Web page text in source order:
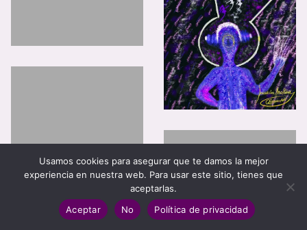
Usamos cookies para asegurar que te damos la mejor
experiencia en nuestra web. Para usar este sitio, tienes que
aceptarlas.
Aceptar
No Política de privacidad